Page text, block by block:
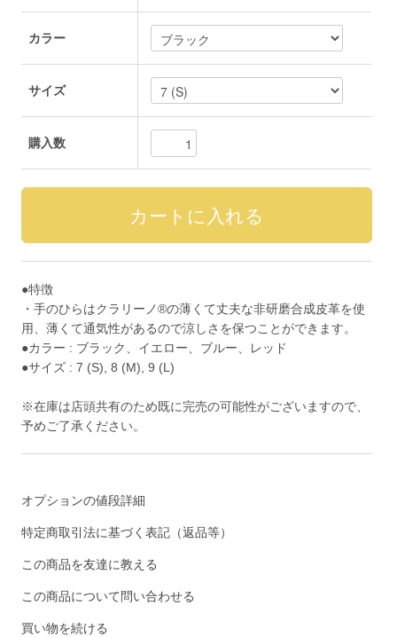
カラー
サイズ
購入数
●特徴
・手のひらはクラリーノ®の薄くて丈夫な非研磨合成皮革を使
用、薄くて通気性があるので涼しさを保つことができます。
●カラー : ブラック、イエロー、ブルー、レッド
●サイズ : 7 (S), 8 (M), 9 (L)
※在庫は店頭共有のため既に完売の可能性がございますので、
予めご了承ください。
オプションの値段詳細
特定商取引法に基づく表記（返品等）
この商品を友達に教える
この商品について問い合わせる
買い物を続ける